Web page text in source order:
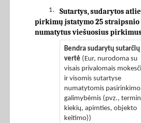
1.
Sutartys, sudarytos
pirkimų įstatymo 25 straipsnio
numatytus viešuosius
Bendra sudarytų sutarčių
vertė (Eur, nurodoma su
visais privalomais
ir visomis sutartyse
numatytomis pasirinkimo
galimybėmis (pvz.,
kiekių, apimties, objekto
keitimo))